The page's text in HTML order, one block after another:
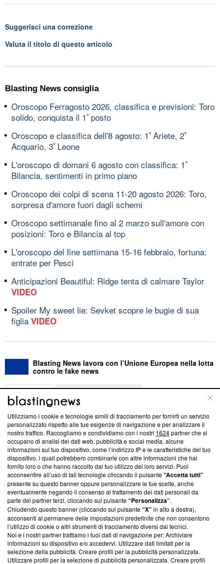
Suggerisci una correzione
Valuta il titolo di questo articolo
Blasting News consiglia
Oroscopo Ferragosto 2026, classifica e previsioni: Toro
solido, conquista il 1ﾟposto
Oroscopo e classifica dell'8 agosto: 1ﾟAriete, 2ﾟ
Acquario, 3ﾟLeone
L'oroscopo di domani 6 agosto con classifica: 1ﾟ
Bilancia, sentimenti in primo piano
Oroscopo dei colpi di scena 11-20 agosto 2026: Toro,
sorpresa d'amore fuori dagli schemi
Oroscopo settimanale fino al 2 marzo sull'amore con
posizioni: Toro e Bilancia al top
L'oroscopo del fine settimana 15-16 febbraio, fortuna:
entrate per Pesci
Anticipazioni Beautiful: Ridge tenta di calmare Taylor
VIDEO
Spoiler My sweet lie: Sevket scopre le bugie di sua
figlia VIDEO
Blasting News lavora con l’Unione Europea nella lotta
contro le fake news
ABOUT
Questa sezione offre informazioni trasparenti su Blasting
News, sui nostri processi editoriali e su come ci impegniamo a
creare news di qualità. Inoltre, afferma la nostra aderenza a
‘Trust Project - News with Integrity’Blasting News non è
ancora membro del programma, ma ha richiesto di farne
parte; Trust Project non ha ancora effettuato una verifica di
conformità agli standard.
Su di noi
Team editoriale
Corporate
Redazione
Utilizziamo i cookie e tecnologie simili di tracciamento per fornirti un servizio
personalizzato rispetto alle tue esigenze di navigazione e per analizzare il
nostro traffico. Raccogliamo e condividiamo con i nostri 1624partner che si
occupano di analisi dei dati web, pubblicità e social media, alcune
informazioni sul tuo dispositivo, come l’indirizzo IP e le caratteristiche del tuo
dispositivo, i quali potrebbero combinarle con altre informazioni che hai
fornito loro o che hanno raccolto dal tuo utilizzo dei loro servizi. Puoi
acconsentire all’uso di tali tecnologie cliccando il pulsante“Accetta tutti”
presente su questo banner oppure personalizzare le tue scelte, anche
eventualmente negando il consenso al trattamento dei dati personali da
parte dei partner terzi, cliccando sul pulsante“Personalizza”.
Chiudendo questo banner (cliccando sul pulsante“X”in alto a destra),
acconsenti al permanere delle impostazioni predefinite che non consentono
l’utilizzo di cookie o altri strumenti di tracciamento diversi dai tecnici.
Noi e i nostri partner trattiamo i tuoi dati di navigazione per: Archiviare
informazioni su dispositivo e/o accedervi. Utilizzare dati limitati per la
selezione della pubblicità. Creare profili per la pubblicità personalizzata.
Utilizzare profili per la selezione di pubblicità personalizzata. Creare profili